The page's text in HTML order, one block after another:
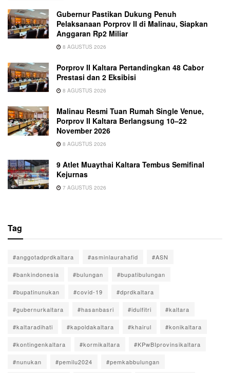
Gubernur Pastikan Dukung Penuh
Pelaksanaan Porprov II di Malinau, Siapkan
Anggaran Rp2 Miliar
8 AGUSTUS 2026
Porprov II Kaltara Pertandingkan 48 Cabor
Prestasi dan 2 Eksibisi
8 AGUSTUS 2026
Malinau Resmi Tuan Rumah Single Venue,
Porprov II Kaltara Berlangsung 10–22
November 2026
8 AGUSTUS 2026
9 Atlet Muaythai Kaltara Tembus Semifinal
Kejurnas
7 AGUSTUS 2026
Tag
#anggotadprdkaltara #asminlaurahafid #ASN
#bankindonesia #bulungan #bupatibulungan
#bupatinunukan #covid-19 #dprdkaltara
#gubernurkaltara #hasanbasri #idulfitri #kaltara
#kaltaradihati #kapoldakaltara #khairul #konikaltara
#kontingenkaltara #kormikaltara #KPwBIprovinsikaltara
#nunukan #pemilu2024 #pemkabbulungan